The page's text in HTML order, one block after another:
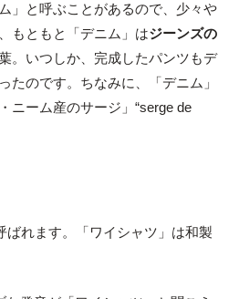
」と呼ぶことがあるので、少々や
もともと「デニム」はジーンズの
。いつしか、完成したパンツもデ
たのです。ちなみに、「デニム」
ニーム産のサージ」“serge de
ばれます。「ワイシャツ」は和製